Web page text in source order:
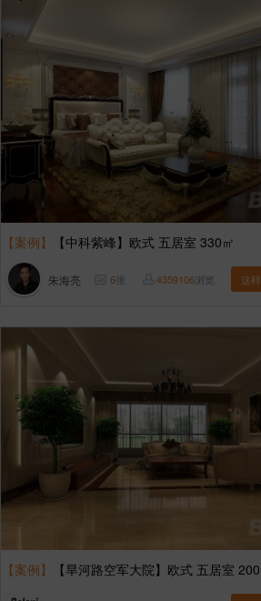
【案例】 【中科紫峰】欧式 五居室 330㎡
朱海亮 6张 4359106浏览 这
【案例】 【旱河路空军大院】欧式 五居室